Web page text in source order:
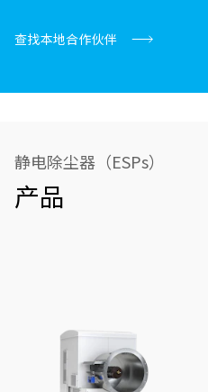
查找本地合作伙伴
产品
静电除尘器（ESPs）